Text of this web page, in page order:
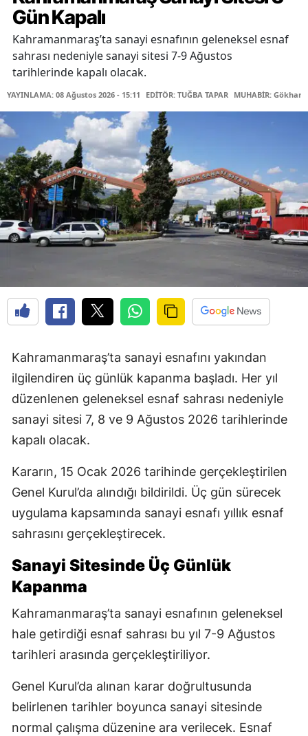
Gün Kapalı
Kahramanmaraş’ta sanayi esnafının geleneksel esnaf
sahrası nedeniyle sanayi sitesi 7-9 Ağustos
tarihlerinde kapalı olacak.
YAYINLAMA: 08 Ağustos 2026 - 15:11 EDİTÖR: TUĞBA TAPAR MUHABİR: Gökhan
Kahramanmaraş’ta sanayi esnafını yakından
ilgilendiren üç günlük kapanma başladı. Her yıl
düzenlenen geleneksel esnaf sahrası nedeniyle
sanayi sitesi 7, 8 ve 9 Ağustos 2026 tarihlerinde
kapalı olacak.
Kararın, 15 Ocak 2026 tarihinde gerçekleştirilen
Genel Kurul’da alındığı bildirildi. Üç gün sürecek
uygulama kapsamında sanayi esnafı yıllık esnaf
sahrasını gerçekleştirecek.
Sanayi Sitesinde Üç Günlük
Kapanma
Kahramanmaraş’ta sanayi esnafının geleneksel
hale getirdiği esnaf sahrası bu yıl 7-9 Ağustos
tarihleri arasında gerçekleştiriliyor.
Genel Kurul’da alınan karar doğrultusunda
belirlenen tarihler boyunca sanayi sitesinde
normal çalışma düzenine ara verilecek. Esnaf